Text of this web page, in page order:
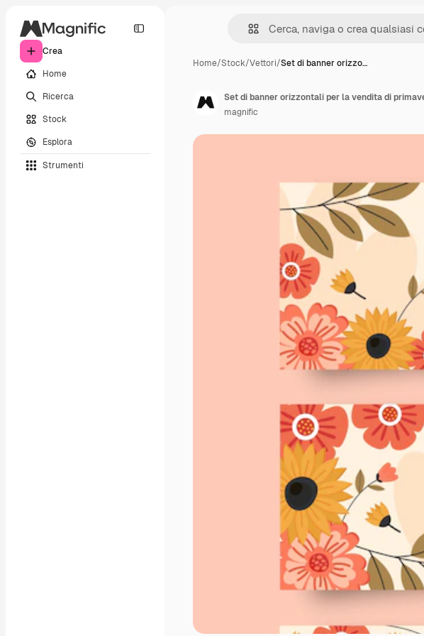
Crea
Home
Ricerca
Stock
Esplora
Strumenti
Home/Stock/Vettori/Set di banner orizzo…
Set di banner orizzontali per la vendita di
magnific